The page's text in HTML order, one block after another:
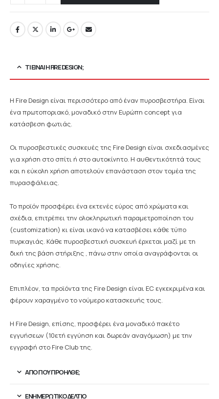
ΤΙ ΕΊΝΑΙ Η FIRE DESIGN;
Η Fire Design είναι περισσότερο από έναν πυροσβεστήρα. Είναι
ένα πρωτοποριακό, μοναδικό στην Ευρώπη concept για
κατάσβεση φωτιάς.
Οι πυροσβεστικές συσκευές της Fire Design είναι σχεδιασμένες
για χρήση στο σπίτι ή στο αυτοκίνητο. Η αυθεντικότητά τους
και η εύκολη χρήση αποτελούν επανάσταση στον τομέα της
πυρασφάλειας.
Το προϊόν προσφέρει ένα εκτενές εύρος από χρώματα και
σχέδια, επιτρέπει την ολοκληρωτική παραμετροποίηση του
(customization) κι είναι ικανό να κατασβέσει κάθε τύπο
πυρκαγιάς. Κάθε πυροσβεστική συσκευή έρχεται μαζί με τη
δική της βάση στήριξης , πάνω στην οποία αναγράφονται οι
οδηγίες χρήσης.
Επιπλέον, τα προϊόντα της Fire Design είναι EC εγκεκριμένα και
φέρουν χαραγμένο το νούμερο κατασκευής τους.
Η Fire Design, επίσης, προσφέρει ένα μοναδικό πακέτο
εγγυήσεων (10ετή εγγύηση και δωρεάν αναγόμωση) με την
εγγραφή στο Fire Club της.
ΑΠΟ ΠΟΥ ΠΡΟΉΛΘΕ;
ΕΝΗΜΕΡΩΤΙΚΌ ΔΕΛΤΊΟ